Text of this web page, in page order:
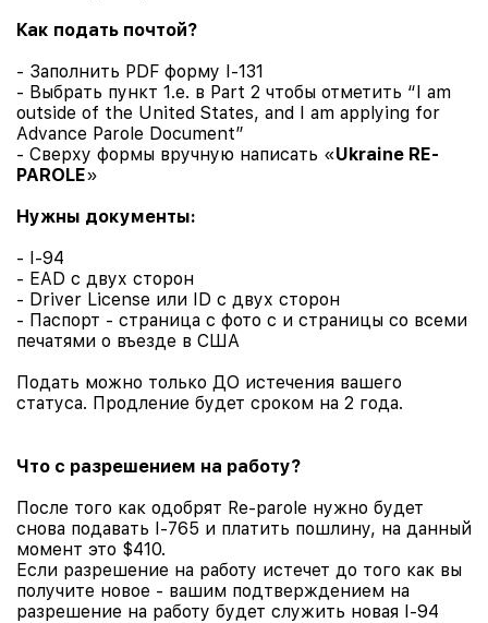
Как подать почтой?
- Заполнить PDF форму I-131
- Выбрать пункт 1.e. в Part 2 чтобы отметить “I am
outside of the United States, and I am applying for
Advance Parole Document”
- Сверху формы вручную написать «Ukraine RE-
PAROLE»
Нужны документы:
- I-94
- EAD с двух сторон
- Driver License или ID с двух сторон
- Паспорт - страница с фото с и страницы со всеми
печатями о въезде в США
Подать можно только ДО истечения вашего
статуса. Продление будет сроком на 2 года.
Что с разрешением на работу?
После того как одобрят Re-parole нужно будет
снова подавать I-765 и платить пошлину, на данный
момент это $410.
Если разрешение на работу истечет до того как вы
получите новое - вашим подтверждением на
разрешение на работу будет служить новая I-94